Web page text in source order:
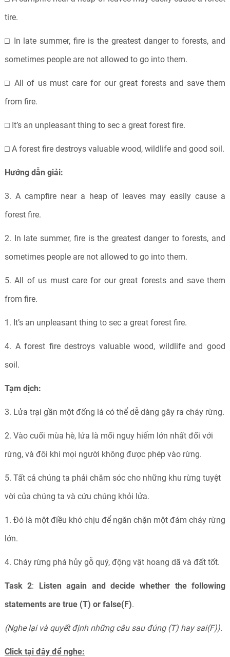
tire.
□ In late summer, fire is the greatest danger to forests, and
sometimes people are not allowed to go into them.
□ All of us must care for our great forests and save them
from fire.
□ It’s an unpleasant thing to sec a great forest fire.
□ A forest fire destroys valuable wood, wildlife and good soil.
Hướng dẫn giải:
3. A campfire near a heap of leaves may easily cause a
forest fire.
2. In late summer, fire is the greatest danger to forests, and
sometimes people are not allowed to go into them.
5. All of us must care for our great forests and save them
from fire.
1. It’s an unpleasant thing to sec a great forest fire.
4. A forest fire destroys valuable wood, wildlife and good
soil.
Tạm dịch:
3. Lửa trại gần một đống lá có thể dễ dàng gây ra cháy rừng.
2. Vào cuối mùa hè, lửa là mối nguy hiểm lớn nhất đối với
rừng, và đôi khi mọi người không được phép vào rừng.
5. Tất cả chúng ta phải chăm sóc cho những khu rừng tuyệt
vời của chúng ta và cứu chúng khỏi lửa.
1. Đó là một điều khó chịu để ngăn chặn một đám cháy rừng
lớn.
4. Cháy rừng phá hủy gỗ quý, động vật hoang dã và đất tốt.
Task 2: Listen again and decide whether the following
statements are true (T) or false(F).
(Nghe lại và quyết định những câu sau đúng (T) hay sai(F)).
Click tại đây để nghe: